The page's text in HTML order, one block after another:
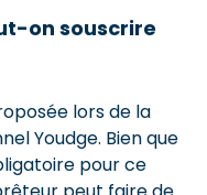
on souscrire
lors de la
Youdge. Bien que
pour ce